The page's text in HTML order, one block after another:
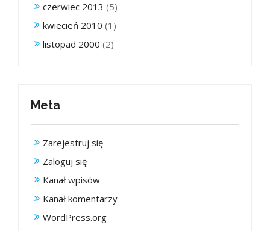
czerwiec 2013 (5)
kwiecień 2010 (1)
listopad 2000 (2)
Meta
Zarejestruj się
Zaloguj się
Kanał wpisów
Kanał komentarzy
WordPress.org